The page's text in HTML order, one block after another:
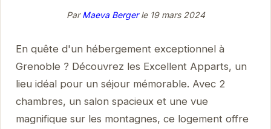
ParMaeva Bergerle 19 mars 2024
En quête d'un hébergement exceptionnel à
Grenoble ? Découvrez les Excellent Apparts, un
lieu idéal pour un séjour mémorable. Avec 2
chambres, un salon spacieux et une vue
magnifique sur les montagnes, ce logement offre